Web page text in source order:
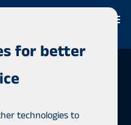
for better
technologies to